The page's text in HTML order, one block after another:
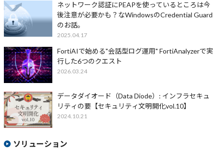
ネットワーク認証にPEAPを使っているところは今
後注意が必要かも？なWindowsのCredential Guard
のお話。
2025.04.17
FortiAIで始める"会話型ログ運用" FortiAnalyzerで実
行した6つのクエスト
2026.03.24
データダイオード（Data Diode）: インフラセキュ
リティの要【セキュリティ文明開化vol.10】
2024.10.21
ソリューション